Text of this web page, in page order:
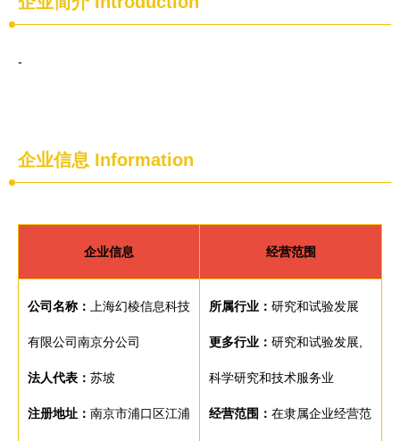
-
企业信息 Information
企业信息 经营范围
公司名称： 上海幻棱信息科技
有限公司南京分公司
法人代表： 苏坡
注册地址： 南京市浦口区江浦
所属行业： 研究和试验发展
更多行业： 研究和试验发展,
科学研究和技术服务业
经营范围： 在隶属企业经营范